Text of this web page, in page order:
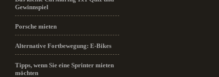
Gewinnspiel
Porsche mieten
Alternative Fortbewegung: E-Bikes
Tipps, wenn Sie eine Sprinter mieten
möchten